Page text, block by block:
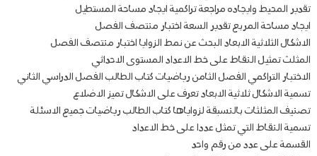
تقدير المحيط وايجاده مراجعة تراكمية ايجاد مساحة المستطيل
ايجاد مساحة المربع تقدير السعة اختبار منتصف الفصل
الاشكال الثلاثية الابعاد البحث عن نمط الزوايا اختبار منتصف الفصل
المثلث تمثيل النقاط على خط الاعداد المستوى الاحداثي
الاختبار التراكمي الفصل الثامن رياضيات كتاب الطالب الفصل الدراسي الثاني
تسمية الاشكال ثلاثية الابعاد تعرف على الاشكال تميز الاضلاع
تصنيف المثلثات بالنسبقة لزواياها كتاب الطالب رياضيات جميع الاسئلة
تسمية النقاط التي تمثل عددا على خط الاعداد
القسمة على عدد من رقم واحد